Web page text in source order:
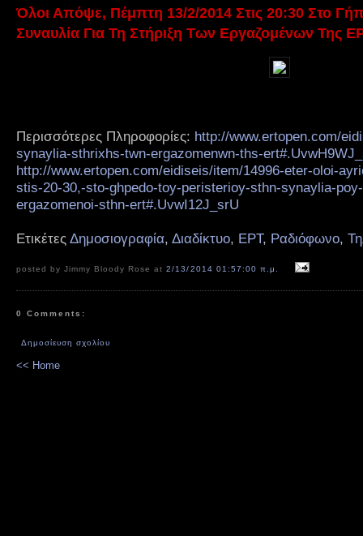
Όλοι Απόψε, Πέμπτη 13/2/2014 Στις 20:30 Στο
Συναυλία Για Τη Στήριξη Των Εργαζομένων Της
Περισσότερες Πληροφορίες: http://www.ertopen.com/
synaylia-sthrixhs-twn-ergazomenwn-ths-
http://www.ertopen.com/eidiseis/item/14996-eter-oloi-
stis-20-30,-sto-ghpedo-toy-peristerioy-sthn-synaylia-
ergazomenoi-sthn-ert#.UvwI12J_srU
Ετικέτες Δημοσιογραφία, Διαδίκτυο, ΕΡΤ, Ραδιόφωνο,
posted by Jimmy Bloody Rose at2/13/2014 01:57:00 π.μ.
0 Comments:
Δημοσίευση σχολίου
<< Home